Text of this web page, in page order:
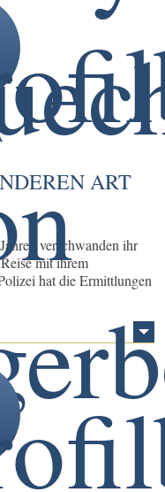
ART
verschwanden ihr
mit ihrem
hat die Ermittlungen